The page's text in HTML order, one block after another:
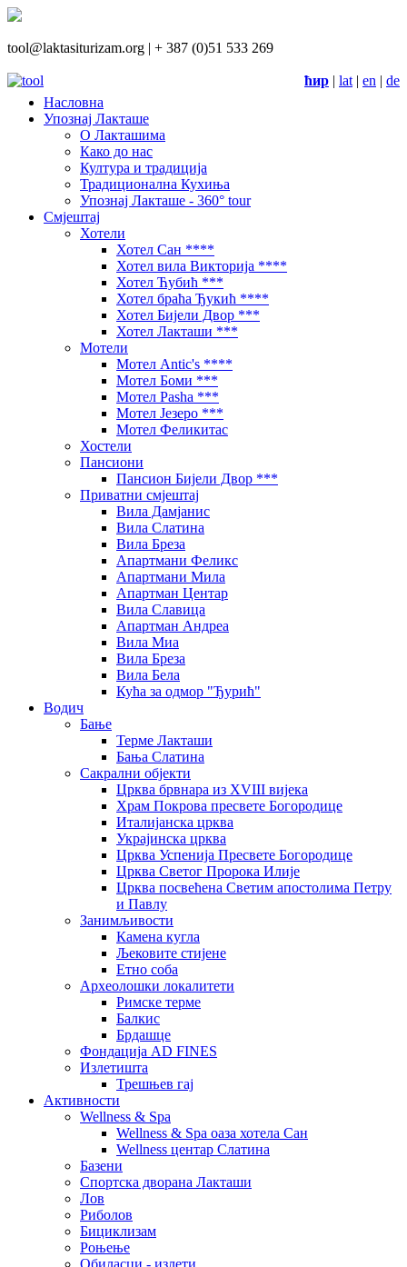
tool@laktasiturizam.org | + 387 (0)51 533 269
ћир | lat | en | de
Насловна
Упознај Лакташе
О Лакташима
Како до нас
Култура и традиција
Традиционална Кухиња
Упознај Лакташе - 360° tour
Смјештај
Хотели
Хотел Сан ****
Хотел вила Викторија ****
Хотел Ћубић ***
Хотел браћа Ђукић ****
Хотел Бијели Двор ***
Хотел Лакташи ***
Мотели
Мотел Antic's ****
Мотел Боми ***
Мотел Pasha ***
Мотел Језеро ***
Мотел Феликитас
Хостели
Пансиони
Пансион Бијели Двор ***
Приватни смјештај
Вила Дамјанис
Вила Слатина
Вила Бреза
Апартмани Феликс
Апартмани Мила
Апартман Центар
Вила Славица
Апартман Андреа
Вила Миа
Вила Бреза
Вила Бела
Кућа за одмор "Ђурић"
Водич
Бање
Терме Лакташи
Бања Слатина
Сакрални објекти
Црква брвнара из XVIII вијека
Храм Покрова пресвете Богородице
Италијанска црква
Украјинска црква
Црква Успенија Пресвете Богородице
Црква Светог Пророка Илије
Црква посвећена Светим апостолима Петру
и Павлу
Занимљивости
Камена кугла
Љековите стијене
Етно соба
Археолошки локалитети
Римске терме
Балкис
Брдашце
Фондација AD FINES
Излетишта
Трешњев гај
Активности
Wellness & Spa
Wellness & Spa оаза хотела Сан
Wellness центар Слатина
Базени
Спортска дворана Лакташи
Лов
Риболов
Бициклизам
Роњење
Обиласци - излети